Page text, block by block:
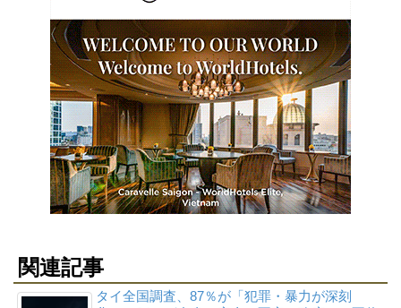
関連記事
タイ全国調査、87％が「犯罪・暴力が深刻